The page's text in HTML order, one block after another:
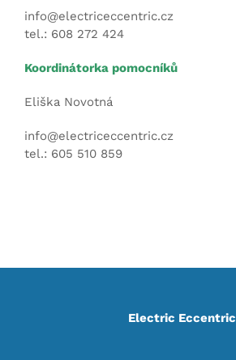
info@electriceccentric.cz
tel.: 608 272 424
Koordinátorka pomocníků
Eliška Novotná
info@electriceccentric.cz
tel.: 605 510 859
Electric Eccentric